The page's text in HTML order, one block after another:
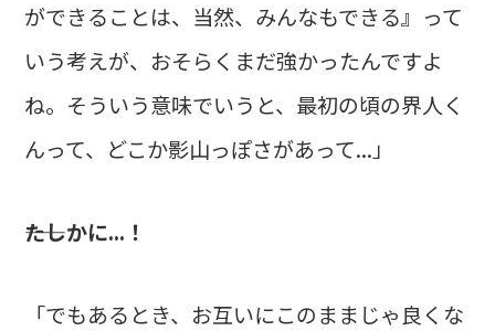
ができることは、当然、みんなもできる』って
いう考えが、おそらくまだ強かったんですよ
ね。そういう意味でいうと、最初の頃の界人く
んって、どこか影山っぽさがあって...」
――たしかに...！
「でもあるとき、お互いにこのままじゃ良くな